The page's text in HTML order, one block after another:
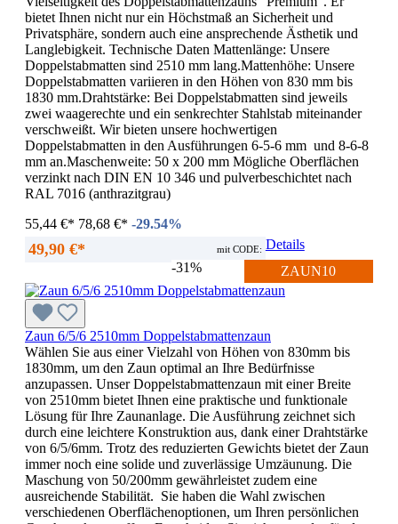
bietet Ihnen nicht nur ein Höchstmaß an Sicherheit und
Privatsphäre, sondern auch eine ansprechende Ästhetik und
Langlebigkeit. Technische Daten Mattenlänge: Unsere
Doppelstabmatten sind 2510 mm lang.Mattenhöhe: Unsere
Doppelstabmatten variieren in den Höhen von 830 mm bis
1830 mm.Drahtstärke: Bei Doppelstabmatten sind jeweils
zwei waagerechte und ein senkrechter Stahlstab miteinander
verschweißt. Wir bieten unsere hochwertigen
Doppelstabmatten in den Ausführungen 6-5-6 mm und 8-6-8
mm an.Maschenweite: 50 x 200 mm Mögliche Oberflächen
verzinkt nach DIN EN 10 346 und pulverbeschichtet nach
RAL 7016 (anthrazitgrau)
55,44 €* 78,68 €* -29.54%
49,90 €* mit CODE:
ZAUN10
Details
-31%
Zaun 6/5/6 2510mm Doppelstabmattenzaun
Wählen Sie aus einer Vielzahl von Höhen von 830mm bis
1830mm, um den Zaun optimal an Ihre Bedürfnisse
anzupassen. Unser Doppelstabmattenzaun mit einer Breite
von 2510mm bietet Ihnen eine praktische und funktionale
Lösung für Ihre Zaunanlage. Die Ausführung zeichnet sich
durch eine leichtere Konstruktion aus, dank einer Drahtstärke
von 6/5/6mm. Trotz des reduzierten Gewichts bietet der Zaun
immer noch eine solide und zuverlässige Umzäunung. Die
Maschung von 50/200mm gewährleistet zudem eine
ausreichende Stabilität. Sie haben die Wahl zwischen
verschiedenen Oberflächenoptionen, um Ihren persönlichen